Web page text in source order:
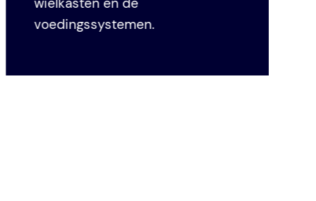
voedingssystemen.